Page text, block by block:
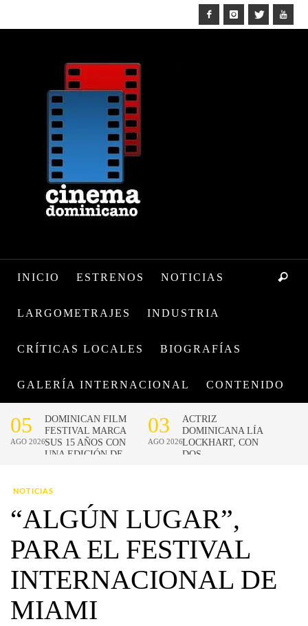
INICIO ESTRENOS NOTICIAS
LARGOMETRAJES INDUSTRIA
CRÍTICAS LOCALES BIOGRAFÍAS
GALERÍA INTERNACIONAL CONTENIDO
NOTICIAS
“ALGÚN LUGAR”,
PARA EL FESTIVAL
INTERNACIONAL DE
MIAMI